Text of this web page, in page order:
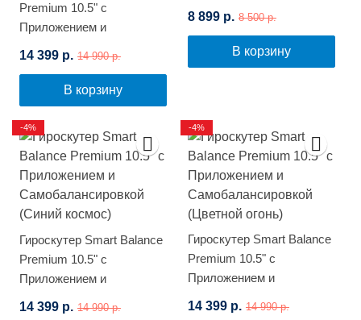
Premium 10.5" с
Приложением и
Самобалансировкой
(Белый граффити)
14 399 р. 14 990 р.
В корзину
8 899 р. 8 500 р.
В корзину
Гироскутер Smart Balance
Premium 10.5" с
Приложением и
Самобалансировкой
14 399 р. 14 990 р.
-4%
Гироскутер Smart Balance
Premium 10.5" с
Приложением и
Самобалансировкой
(Цветной огонь)
14 399 р. 14 990 р.
-4%